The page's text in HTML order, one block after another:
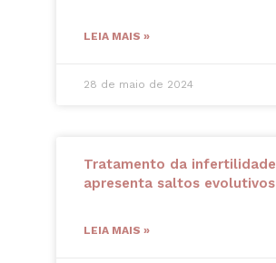
LEIA MAIS »
28 de maio de 2024
Tratamento da infertilidade
apresenta saltos evolutivos
LEIA MAIS »